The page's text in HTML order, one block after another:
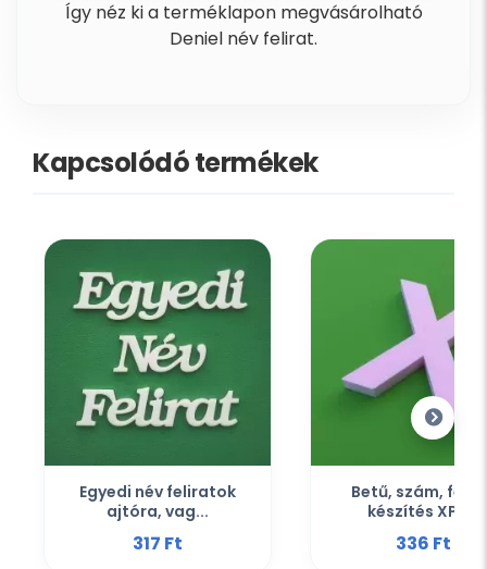
Így néz ki a terméklapon megvásárolható
Deniel név felirat.
Kapcsolódó termékek
Egyedi név feliratok
ajtóra, vag...
317 Ft‎
Betű, szám,
készítés XPS...
336 Ft‎